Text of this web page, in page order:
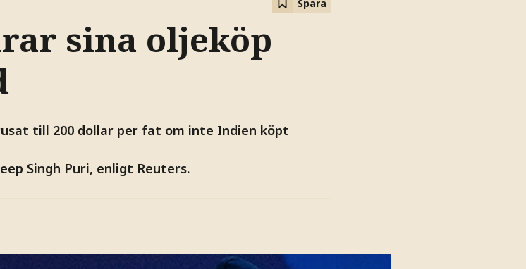
Spara
sina oljeköp
till 200 dollar per fat om inte Indien köpt
Singh Puri, enligt Reuters.